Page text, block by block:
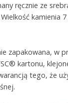
ręcznie ze
kamienia
zapakowana, w
kartonu,
tego, że